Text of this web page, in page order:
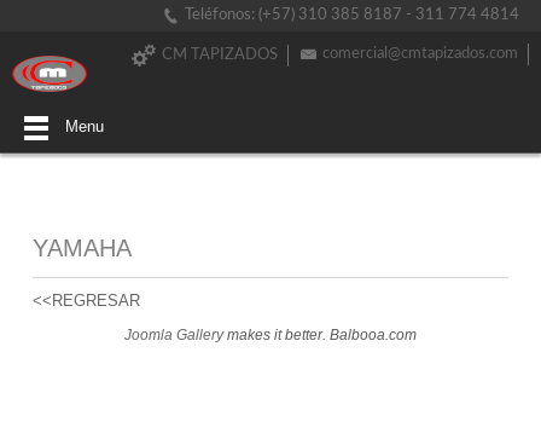
Teléfonos: (+57) 310 385 8187 - 311 774 4814
comercial@cmtapizados.com
CM TAPIZADOS
Menu
YAMAHA
<<REGRESAR
Joomla Gallerymakes it better. Balbooa.com